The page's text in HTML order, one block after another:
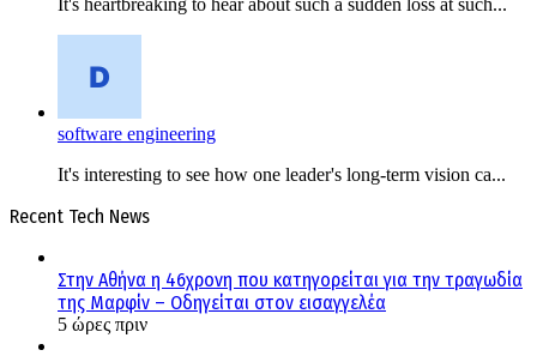
It's heartbreaking to hear about such a sudden loss at such...
software engineering
It's interesting to see how one leader's long-term vision ca...
Recent Tech News
Στην Αθήνα η 46χρονη που κατηγορείται για την τραγωδία
της Μαρφίν – Οδηγείται στον εισαγγελέα
5 ώρες πριν